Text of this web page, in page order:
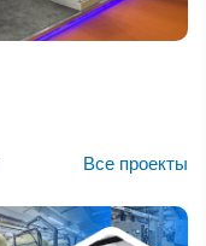
Все проекты